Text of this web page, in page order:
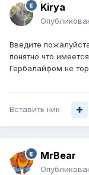
Kirya
Введите
понятно что
Гербалайфом не
Вставить ник
MrBear